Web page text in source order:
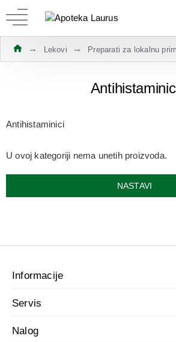
Lekovi Preparati za lokalnu
Antihistaminici
U ovoj kategoriji nema unetih proizvoda.
NASTAVI
Informacije
Servis
Nalog